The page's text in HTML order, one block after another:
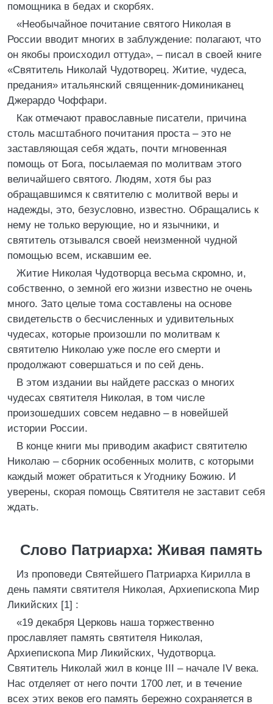
помощника в бедах и скорбях.
«Необычайное почитание святого Николая в
России вводит многих в заблуждение: полагают, что
он якобы происходил оттуда», – писал в своей книге
«Святитель Николай Чудотворец. Житие, чудеса,
предания» итальянский священник-доминиканец
Джерардо Чоффари.
Как отмечают православные писатели, причина
столь масштабного почитания проста – это не
заставляющая себя ждать, почти мгновенная
помощь от Бога, посылаемая по молитвам этого
величайшего святого. Людям, хотя бы раз
обращавшимся к святителю с молитвой веры и
надежды, это, безусловно, известно. Обращались к
нему не только верующие, но и язычники, и
святитель отзывался своей неизменной чудной
помощью всем, искавшим ее.
Житие Николая Чудотворца весьма скромно, и,
собственно, о земной его жизни известно не очень
много. Зато целые тома составлены на основе
свидетельств о бесчисленных и удивительных
чудесах, которые произошли по молитвам к
святителю Николаю уже после его смерти и
продолжают совершаться и по сей день.
В этом издании вы найдете рассказ о многих
чудесах святителя Николая, в том числе
произошедших совсем недавно – в новейшей
истории России.
В конце книги мы приводим акафист святителю
Николаю – сборник особенных молитв, с которыми
каждый может обратиться к Угоднику Божию. И
уверены, скорая помощь Святителя не заставит себя
ждать.
Слово Патриарха: Живая память
Из проповеди Святейшего Патриарха Кирилла в
день памяти святителя Николая, Архиепископа Мир
Ликийских [1] :
«19 декабря Церковь наша торжественно
прославляет память святителя Николая,
Архиепископа Мир Ликийских, Чудотворца.
Святитель Николай жил в конце III – начале IV века.
Нас отделяет от него почти 1700 лет, и в течение
всех этих веков его память бережно сохраняется в